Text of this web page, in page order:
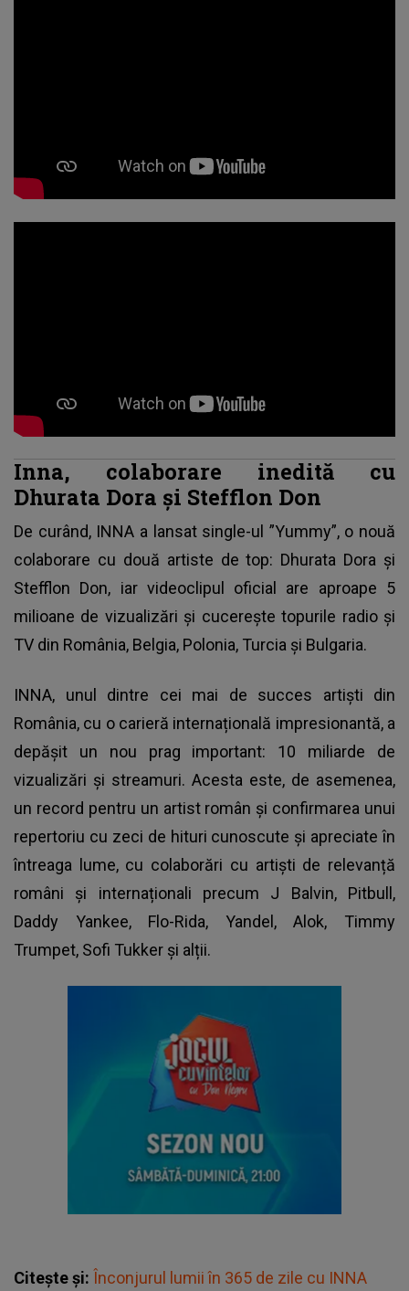
Inna, colaborare inedită cu
Dhurata Dora și Stefflon Don
De curând, INNA a lansat single-ul ”Yummy”, o nouă
colaborare cu două artiste de top: Dhurata Dora și
Stefflon Don, iar videoclipul oficial are aproape 5
milioane de vizualizări și cucerește topurile radio și
TV din România, Belgia, Polonia, Turcia și Bulgaria.
INNA, unul dintre cei mai de succes artiști din
România, cu o carieră internațională impresionantă, a
depășit un nou prag important: 10 miliarde de
vizualizări și streamuri. Acesta este, de asemenea,
un record pentru un artist român și confirmarea unui
repertoriu cu zeci de hituri cunoscute și apreciate în
întreaga lume, cu colaborări cu artiști de relevanță
români și internaționali precum J Balvin, Pitbull,
Daddy Yankee, Flo-Rida, Yandel, Alok, Timmy
Trumpet, Sofi Tukker și alții.
Citește și: Înconjurul lumii în 365 de zile cu INNA